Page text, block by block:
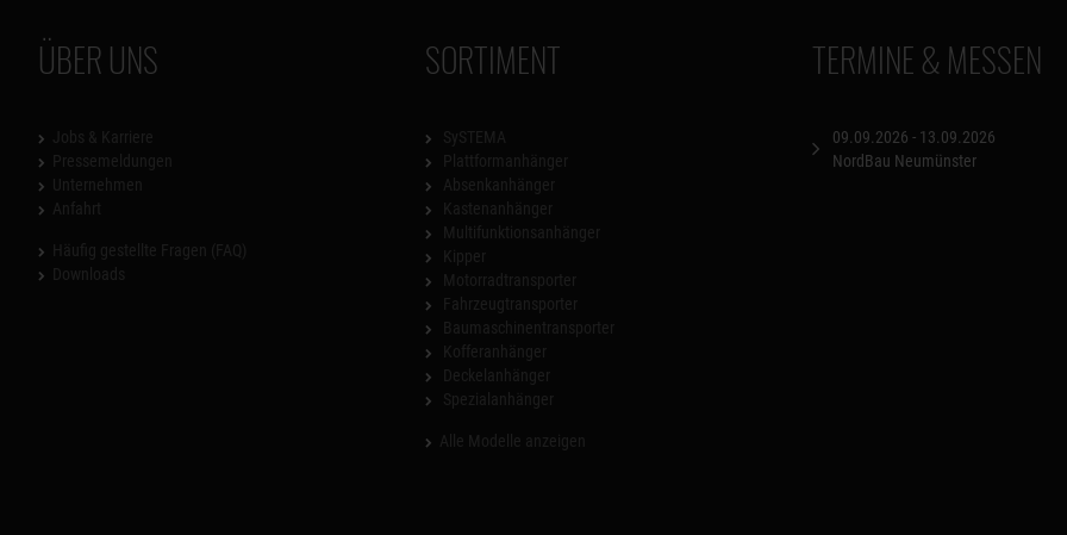
ÜBER UNS SORTIMENT TERMINE & MESSEN
09.09.2026 - 13.09.2026
NordBau Neumünster